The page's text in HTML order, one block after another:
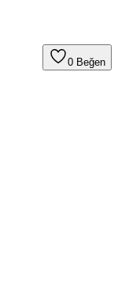
0 Beğen